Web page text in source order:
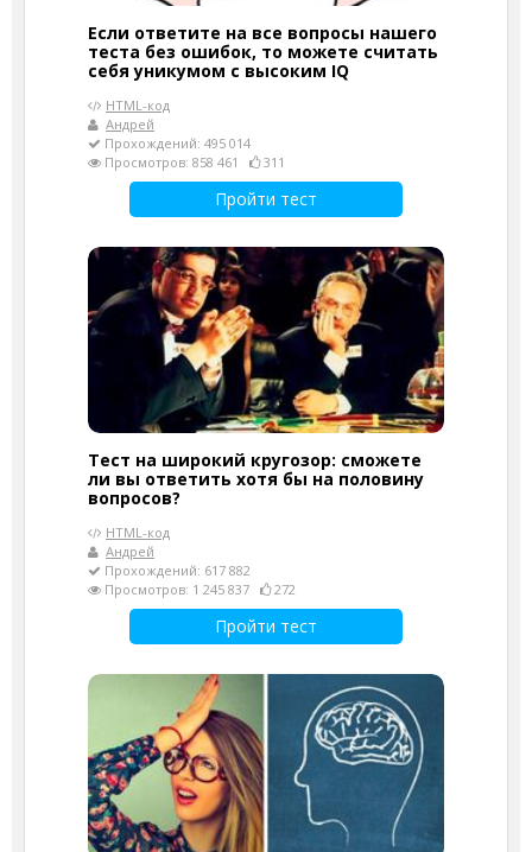
Если ответите на все вопросы нашего
теста без ошибок, то можете считать
себя уникумом с высоким IQ
HTML-код
Андрей
Прохождений: 495 014
Просмотров: 858 461
311
Пройти тест
Тест на широкий кругозор: сможете
ли вы ответить хотя бы на половину
вопросов?
HTML-код
Андрей
Прохождений: 617 882
Просмотров: 1 245 837
272
Пройти тест